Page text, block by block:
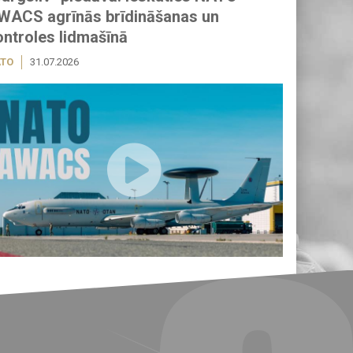
agrīnās brīdināšanas un
lidmašīnā
31.07.2026